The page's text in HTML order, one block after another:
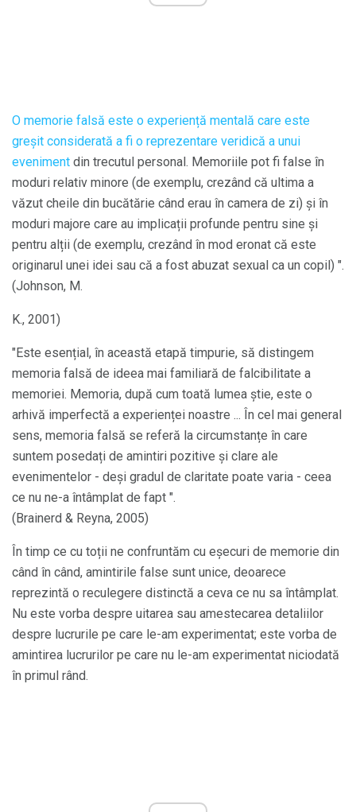
O memorie falsă este o experiență mentală care este
greșit considerată a fi o reprezentare veridică a unui
eveniment din trecutul personal. Memoriile pot fi false în
moduri relativ minore (de exemplu, crezând că ultima a
văzut cheile din bucătărie când erau în camera de zi) și în
moduri majore care au implicații profunde pentru sine și
pentru alții (de exemplu, crezând în mod eronat că este
originarul unei idei sau că a fost abuzat sexual ca un copil) ".
(Johnson, M.
K., 2001)
"Este esențial, în această etapă timpurie, să distingem
memoria falsă de ideea mai familiară de falcibilitate a
memoriei. Memoria, după cum toată lumea știe, este o
arhivă imperfectă a experienței noastre ... În cel mai general
sens, memoria falsă se referă la circumstanțe în care
suntem posedați de amintiri pozitive și clare ale
evenimentelor - deși gradul de claritate poate varia - ceea
ce nu ne-a întâmplat de fapt ".
(Brainerd & Reyna, 2005)
În timp ce cu toții ne confruntăm cu eșecuri de memorie din
când în când, amintirile false sunt unice, deoarece
reprezintă o reculegere distinctă a ceva ce nu sa întâmplat.
Nu este vorba despre uitarea sau amestecarea detaliilor
despre lucrurile pe care le-am experimentat; este vorba de
amintirea lucrurilor pe care nu le-am experimentat niciodată
în primul rând.